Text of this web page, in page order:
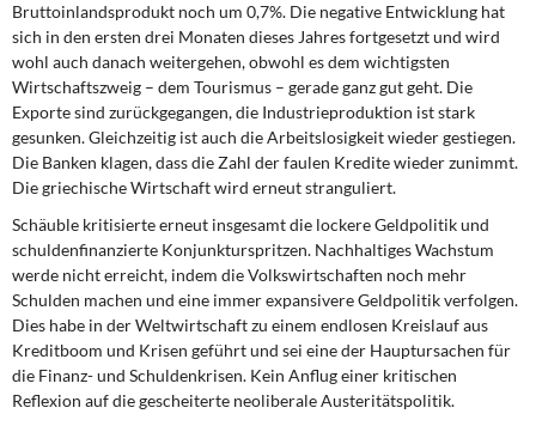
Bruttoinlandsprodukt noch um 0,7%. Die negative Entwicklung hat
sich in den ersten drei Monaten dieses Jahres fortgesetzt und wird
wohl auch danach weitergehen, obwohl es dem wichtigsten
Wirtschaftszweig – dem Tourismus – gerade ganz gut geht. Die
Exporte sind zurückgegangen, die Industrieproduktion ist stark
gesunken. Gleichzeitig ist auch die Arbeitslosigkeit wieder gestiegen.
Die Banken klagen, dass die Zahl der faulen Kredite wieder zunimmt.
Die griechische Wirtschaft wird erneut stranguliert.
Schäuble kritisierte erneut insgesamt die lockere Geldpolitik und
schuldenfinanzierte Konjunkturspritzen. Nachhaltiges Wachstum
werde nicht erreicht, indem die Volkswirtschaften noch mehr
Schulden machen und eine immer expansivere Geldpolitik verfolgen.
Dies habe in der Weltwirtschaft zu einem endlosen Kreislauf aus
Kreditboom und Krisen geführt und sei eine der Hauptursachen für
die Finanz- und Schuldenkrisen. Kein Anflug einer kritischen
Reflexion auf die gescheiterte neoliberale Austeritätspolitik.